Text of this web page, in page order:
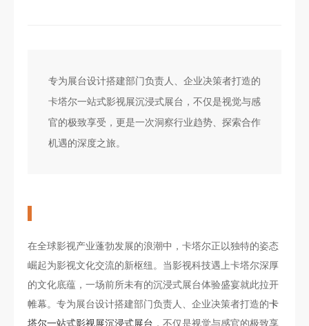
专为展台设计搭建部门负责人、企业决策者打造的
卡塔尔一站式影视展沉浸式展台，不仅是视觉与感
官的极致享受，更是一次洞察行业趋势、探索合作
机遇的深度之旅。
在全球影视产业蓬勃发展的浪潮中，卡塔尔正以独特的姿态
崛起为影视文化交流的新枢纽。当影视科技遇上卡塔尔深厚
的文化底蕴，一场前所未有的沉浸式展台体验盛宴就此拉开
帷幕。专为展台设计搭建部门负责人、企业决策者打造的卡
塔尔一站式影视展沉浸式展台 ，不仅是视觉与感官的极致享